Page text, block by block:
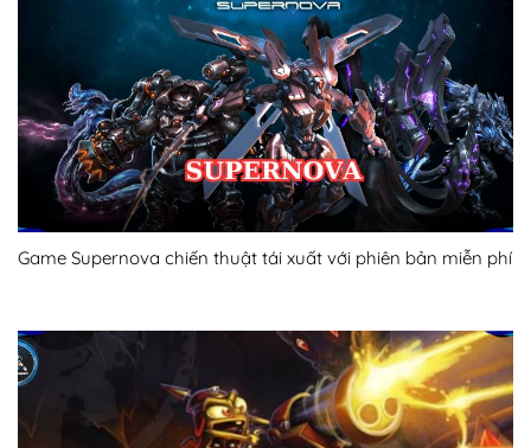
Game Supernova chiến thuật tái xuất với phiên bản miễn phí